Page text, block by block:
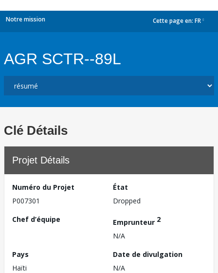
Notre mission Cette page en: FR
AGR SCTR--89L
Clé Détails
Projet Détails
Numéro du Projet
P007301
État
Dropped
Chef d’équipe
Emprunteur 2
N/A
Pays
Haïti
Date de divulgation
N/A